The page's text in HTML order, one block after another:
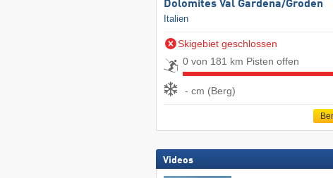
Dolomites Val Gardena/​Gröden
Italien
Skigebiet geschlossen
0 von 181 km Pisten offen
- cm (Berg)
Videos